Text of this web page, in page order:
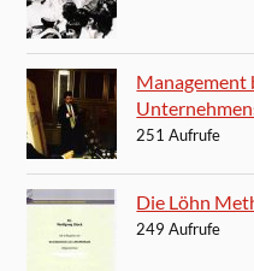
Management
251 Aufrufe
Die Löhn
249 Aufrufe